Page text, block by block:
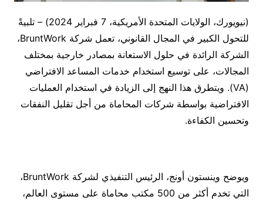
(نيويورك، الولايات المتحدة الأمريكية، 7 فبراير 2024) – تلبيةً
للتحول الكبير في المجال القانوني، تعمل شركة BruntWork،
الشركة الرائدة في حلول الاستعانة بمصادر خارجية بمختلف
المجالات، على توسيع استخدام خدمات المساعد الافتراضي
(VA). ويتطرق هذا النهج إلى الزيادة في استخدام العمليات
الافتراضية بواسطة شركات المحاماة من أجل تقليل النفقات
وتحسين الكفاءة.
ويوضح وينستون أونج، الرئيس التنفيذي لشركة BruntWork،
التي تخدم أكثر من 500 مكتب محاماة على مستوى العالم،